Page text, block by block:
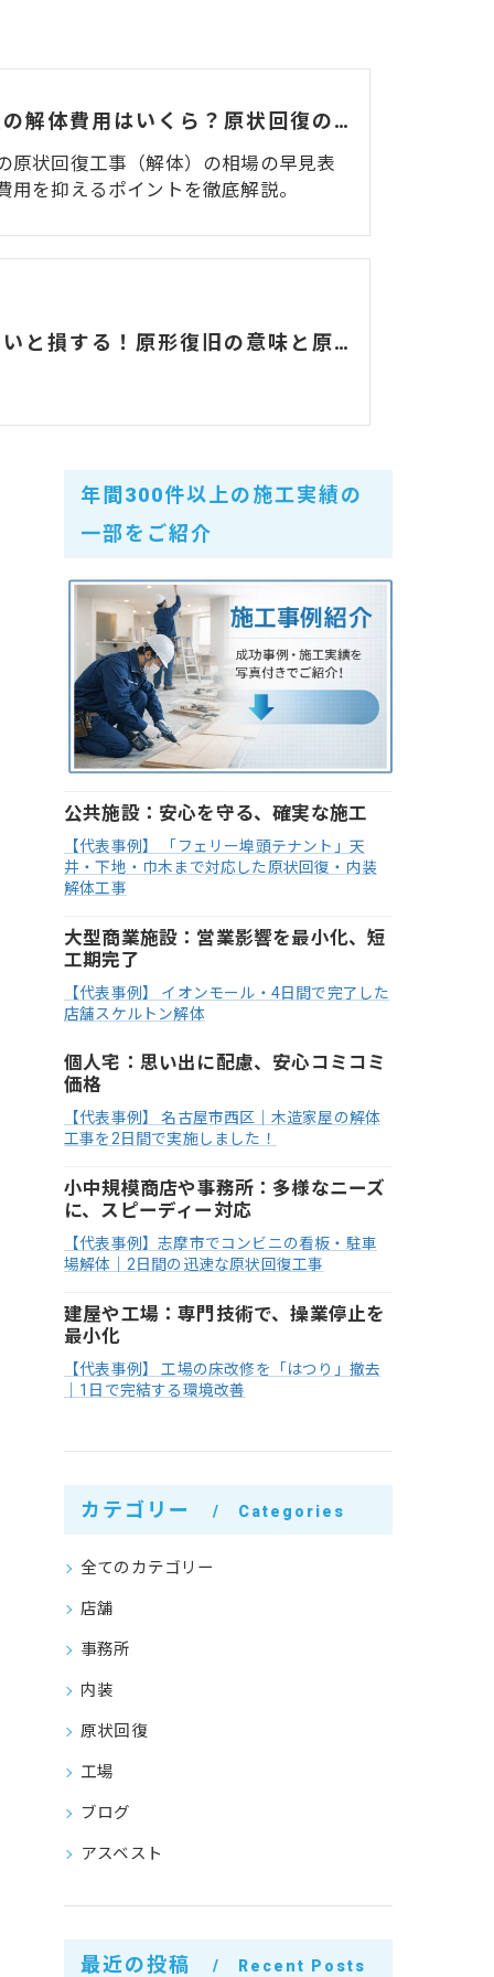
美容室の解体費用はいくら？原状回復の相場と費用を抑えるポイント
原状回復工事（解体）の相場の早見表
用を抑えるポイントを徹底解説。
知らないと損する！原形復旧の意味と原状回復との違い
年間300件以上の施工実績の
一部をご紹介
公共施設：安心を守る、確実な施工
【代表事例】 「フェリー埠頭テナント」天
井・下地・巾木まで対応した原状回復・内装
解体工事
大型商業施設：営業影響を最小化、短
工期完了
【代表事例】 イオンモール・4日間で完了した
店舗スケルトン解体
個人宅：思い出に配慮、安心コミコミ
価格
【代表事例】 名古屋市西区｜木造家屋の解体
工事を2日間で実施しました！
小中規模商店や事務所：多様なニーズ
に、スピーディー対応
【代表事例】志摩市でコンビニの看板・駐車
場解体｜2日間の迅速な原状回復工事
建屋や工場：専門技術で、操業停止を
最小化
【代表事例】 工場の床改修を「はつり」撤去
｜1日で完結する環境改善
カテゴリー Categories
全てのカテゴリー
店舗
事務所
内装
原状回復
工場
ブログ
アスベスト
最近の投稿 Recent Posts